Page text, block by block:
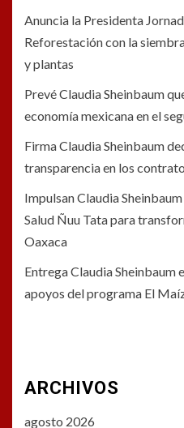
Anuncia la Presidenta
Reforestación con la
y plantas
Prevé Claudia Sheinbaum
economía mexicana en el
Firma Claudia Sheinbaum
transparencia en los
Impulsan Claudia
Salud Ñuu Tata para
Oaxaca
Entrega Claudia Sheinbaum
apoyos del programa El
ARCHIVOS
agosto 2026